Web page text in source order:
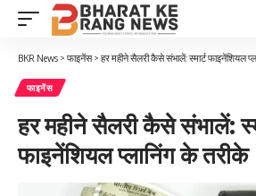
BKR News > फाइनेंस> हर महीने सैलरी कैसे संभालें: स्मार्ट फाइनेंशियल
फाइनेंस
हर महीने सैलरी कैसे संभालें:
फाइनेंशियल प्लानिंग के तरीके